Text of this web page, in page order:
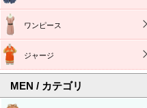
ワンピース
ジャージ
MEN / カテゴリ